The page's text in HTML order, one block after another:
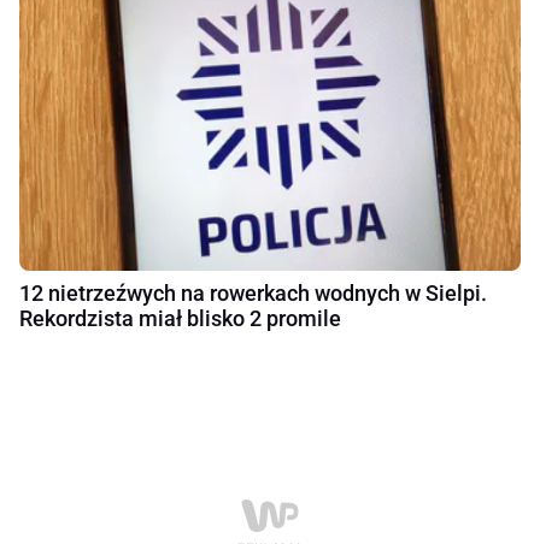
12 nietrzeźwych na rowerkach wodnych w Sielpi.
Rekordzista miał blisko 2 promile